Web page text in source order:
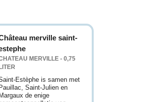
merville saint-
MERVILLE - 0,75
Estèphe is samen met
Saint-Julien en
de enige